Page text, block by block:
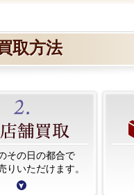
取方法
その日の都合で
りいただけます。